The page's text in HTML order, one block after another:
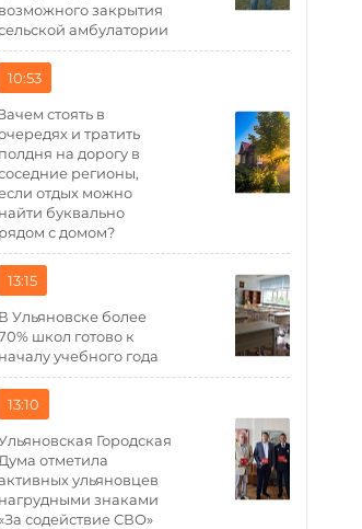
возможного закрытия
амбулатории
10:53
стоять в
и тратить
полдня на дорогу в
регионы,
отдых можно
найти буквально
рядом с домом?
13:15
В Ульяновске более
школ готово к
началу учебного года
13:10
Городская
Дума отметила
ульяновцев
нагрудными знаками
содействие СВО»